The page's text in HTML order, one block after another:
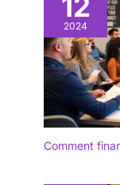
2024
Comment